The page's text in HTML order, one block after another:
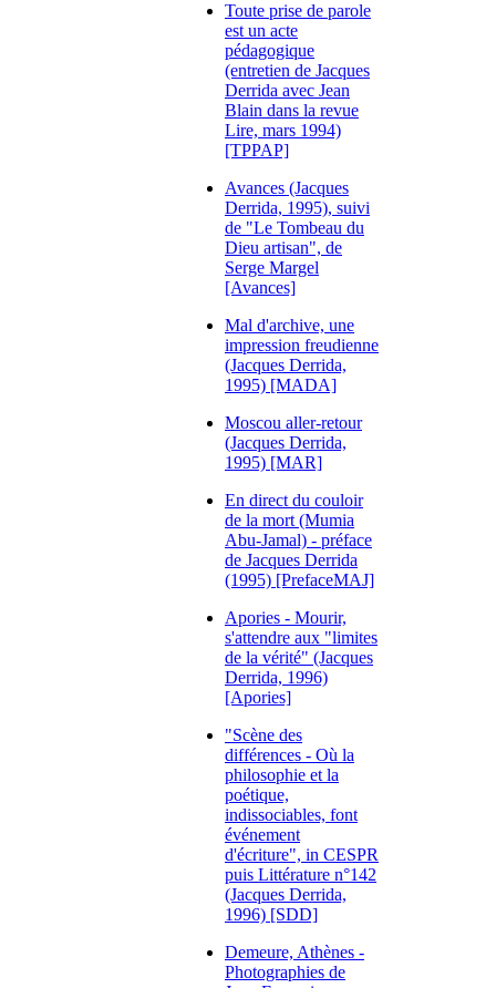
Toute prise de parole
est un acte
pédagogique
(entretien de Jacques
Derrida avec Jean
Blain dans la revue
Lire, mars 1994)
[TPPAP]
Avances (Jacques
Derrida, 1995), suivi
de "Le Tombeau du
Dieu artisan", de
Serge Margel
[Avances]
Mal d'archive, une
impression freudienne
(Jacques Derrida,
1995) [MADA]
Moscou aller-retour
(Jacques Derrida,
1995) [MAR]
En direct du couloir
de la mort (Mumia
Abu-Jamal) - préface
de Jacques Derrida
(1995) [PrefaceMAJ]
Apories - Mourir,
s'attendre aux "limites
de la vérité" (Jacques
Derrida, 1996)
[Apories]
"Scène des
différences - Où la
philosophie et la
poétique,
indissociables, font
événement
d'écriture", in CESPR
puis Littérature n°142
(Jacques Derrida,
1996) [SDD]
Demeure, Athènes -
Photographies de